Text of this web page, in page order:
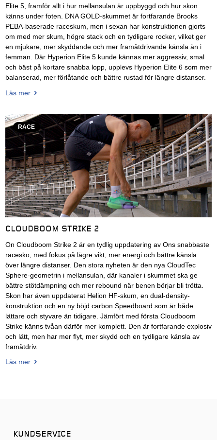
Elite 5, framför allt i hur mellansulan är uppbyggd och hur skon
känns under foten. DNA GOLD-skummet är fortfarande Brooks
PEBA-baserade raceskum, men i sexan har konstruktionen gjorts
om med mer skum, högre stack och en tydligare rocker, vilket ger
en mjukare, mer skyddande och mer framåtdrivande känsla än i
femman. Där Hyperion Elite 5 kunde kännas mer aggressiv, smal
och bäst på kortare snabba lopp, upplevs Hyperion Elite 6 som mer
balanserad, mer förlåtande och bättre rustad för längre distanser.
Läs mer
RACE
CLOUDBOOM STRIKE 2
On Cloudboom Strike 2 är en tydlig uppdatering av Ons snabbaste
racesko, med fokus på lägre vikt, mer energi och bättre känsla
över längre distanser. Den stora nyheten är den nya CloudTec
Sphere-geometrin i mellansulan, där kanaler i skummet ska ge
bättre stötdämpning och mer rebound när benen börjar bli trötta.
Skon har även uppdaterat Helion HF-skum, en dual-density-
konstruktion och en ny böjd carbon Speedboard som är både
lättare och styvare än tidigare. Jämfört med första Cloudboom
Strike känns tvåan därför mer komplett. Den är fortfarande explosiv
och lätt, men har mer flyt, mer skydd och en tydligare känsla av
framåtdriv.
Läs mer
KUNDSERVICE